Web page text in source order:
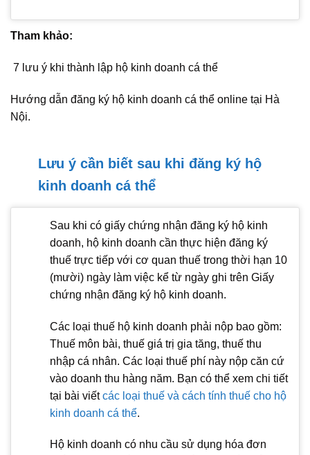
Tham khảo:
7 lưu ý khi thành lập hộ kinh doanh cá thể
Hướng dẫn đăng ký hộ kinh doanh cá thể online tại Hà
Nội.
Lưu ý cần biết sau khi đăng ký hộ
kinh doanh cá thể
Sau khi có giấy chứng nhận đăng ký hộ kinh
doanh, hộ kinh doanh cần thực hiện đăng ký
thuế trực tiếp với cơ quan thuế trong thời hạn 10
(mười) ngày làm việc kể từ ngày ghi trên Giấy
chứng nhận đăng ký hộ kinh doanh.
Các loại thuế hộ kinh doanh phải nộp bao gồm:
Thuế môn bài, thuế giá trị gia tăng, thuế thu
nhập cá nhân. Các loại thuế phí này nộp căn cứ
vào doanh thu hàng năm. Bạn có thể xem chi tiết
tại bài viếtcác loại thuế và cách tính thuế cho hộ
kinh doanh cá thể.
Hộ kinh doanh có nhu cầu sử dụng hóa đơn